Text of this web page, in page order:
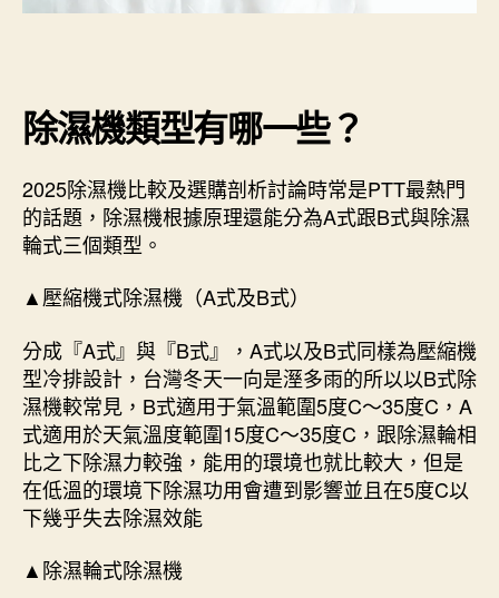
除濕機類型有哪一些？
2025除濕機比較及選購剖析討論時常是PTT最熱門
的話題，除濕機根據原理還能分為A式跟B式與除濕
輪式三個類型。
▲壓縮機式除濕機（A式及B式）
分成『A式』與『B式』，A式以及B式同樣為壓縮機
型冷排設計，台灣冬天一向是溼多雨的所以以B式除
濕機較常見，B式適用于氣溫範圍5度C～35度C，A
式適用於天氣溫度範圍15度C～35度C，跟除濕輪相
比之下除濕力較強，能用的環境也就比較大，但是
在低溫的環境下除濕功用會遭到影響並且在5度C以
下幾乎失去除濕效能
▲除濕輪式除濕機